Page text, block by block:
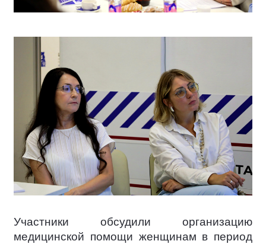
Участники обсудили организацию
медицинской помощи женщинам в период